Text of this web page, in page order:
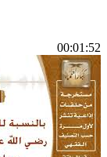
00:01:52